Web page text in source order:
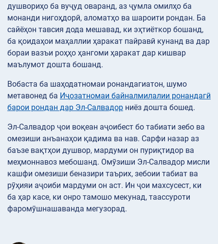
душвориҳо ба вуҷуд оваранд, аз ҷумла омилҳо ба
монанди нигоҳдорӣ, аломатҳо ва шароити рондан. Ба
сайёҳон тавсия дода мешавад, ки эҳтиёткор бошанд,
ба қоидаҳои маҳаллии ҳаракат пайравӣ кунанд ва дар
бораи вазъи роҳҳо ҳангоми ҳаракат дар кишвар
маълумот дошта бошанд.
Вобаста ба шаҳодатномаи ронандагиатон, шумо
метавонед ба Иҷозатномаи байналмилалии ронандагӣ
барои рондан дар Эл-Салвадор ниёз дошта бошед.
Эл-Салвадор ҷои воқеан аҷоибест бо табиати зебо ва
омезиши анъанаҳои қадима ва нав. Сарфи назар аз
баъзе вақтҳои душвор, мардуми он пуриқтидор ва
меҳмоннавоз мебошанд. Омӯзиши Эл-Салвадор мисли
кашфи омезиши беназири таърих, зебоии табиат ва
рӯҳияи аҷоиби мардуми он аст. Ин ҷои махсусест, ки
ба ҳар касе, ки онро тамошо мекунад, таассуроти
фаромӯшнашаванда мегузорад.